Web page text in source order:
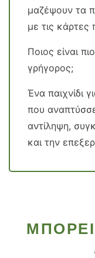
μαζέψουν τα
με τις κάρτες
Ποιος είναι
γρήγορος;
Ένα παιχνίδι
που
αντίληψη,
και την